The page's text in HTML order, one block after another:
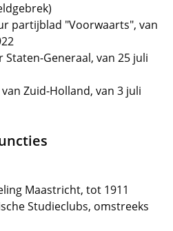
partijblad "Voorwaarts", van
Staten-Generaal, van 25 juli
Zuid-Holland, van 3 juli
Maastricht, tot 1911
Studieclubs, omstreeks